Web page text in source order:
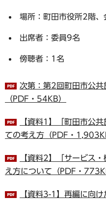
場所：町田市役所2階、
出席者：委員9名
傍聴者：1名
次第：第2回町田市公
（PDF・54KB）
【資料1】「町田市公
ての考え方（PDF・
【資料2】「サービス
え方について（PDF・
【資料3-1】再編に向